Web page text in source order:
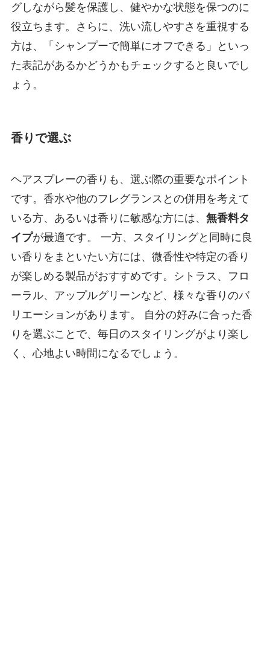
グしながら髪を保護し、健やかな状態を保つのに
役立ちます。さらに、洗い流しやすさを重視する
方は、「シャンプーで簡単にオフできる」といっ
た表記があるかどうかもチェックすると良いでし
ょう。
香りで選ぶ
ヘアスプレーの香りも、選ぶ際の重要なポイント
です。香水や他のフレグランスとの併用を考えて
いる方、あるいは香りに敏感な方には、 無香料タ
イプが最適です。 一方、スタイリングと同時に良
い香りをまといたい方には、微香性や特定の香り
が楽しめる製品がおすすめです。シトラス、フロ
ーラル、アップルグリーンなど、様々な香りのバ
リエーションがあります。 自分の好みに合った香
りを選ぶことで、毎日のスタイリングがより楽し
く、心地よい時間になるでしょう。